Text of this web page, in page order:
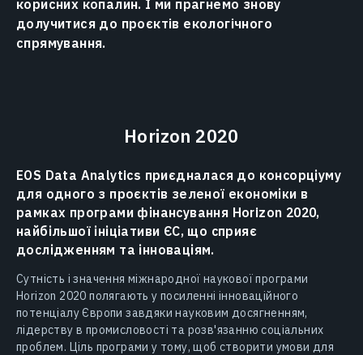
корисних копалин. І ми прагнемо знову
долучитися до проєктів екологічного
спрямування.
Horizon 2020
EOS Data Analytics приєдналася до консорціуму
для одного з проєктів зеленої економіки в
рамках програми фінансування Horizon 2020,
найбільшої ініціативи ЄС, що сприяє
дослідженням та інноваціям.
Сутність і значення міжнародної наукової програми
Horizon 2020 полягають у посиленні інноваційного
потенціалу Європи завдяки науковим досягненням,
лідерству в промисловості та розв'язанню соціальних
проблем. Ціль програми у тому, щоб створити умови для